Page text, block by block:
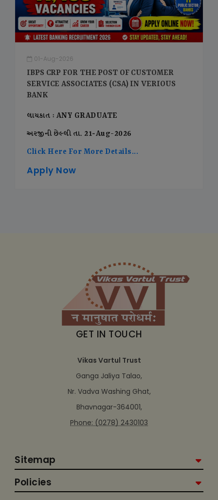
01-Aug-2026
IBPS CRP FOR THE POST OF CUSTOMER
SERVICE ASSOCIATES (CSA) IN VERIOUS
BANK
લાયકાત : ANY GRADUATE
અરજીની છેલ્લી તા. 21-Aug-2026
Click Here For More Details...
Apply Now
GET IN TOUCH
Vikas Vartul Trust
Ganga Jaliya Talao,
Nr. Vadva Washing Ghat,
Bhavnagar-364001,
Phone: (0278) 2430103
Sitemap
Policies